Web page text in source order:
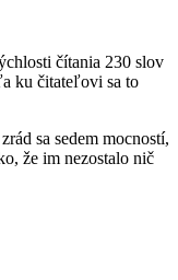
čítania 230 slov
ku čitateľovi sa to
sa sedem mocností,
že im nezostalo nič